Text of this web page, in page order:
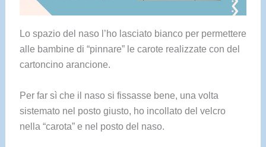
Lo spazio del naso l’ho lasciato bianco per permettere
alle bambine di “pinnare” le carote realizzate con del
cartoncino arancione.
Per far sì che il naso si fissasse bene, una volta
sistemato nel posto giusto, ho incollato del velcro
nella “carota” e nel posto del naso.